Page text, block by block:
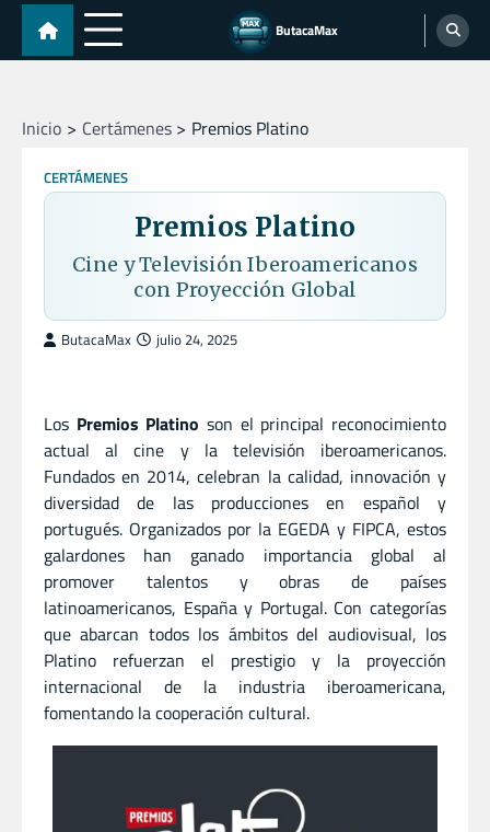
Skip
content
ButacaMax
Inicio Certámenes Premios Platino
CERTÁMENES
Premios Platino
Cine y Televisión Iberoamericanos
con Proyección Global
ButacaMax julio 24, 2025
Los Premios Platino son el principal reconocimiento
actual al cine y la televisión iberoamericanos.
Fundados en 2014, celebran la calidad, innovación y
diversidad de las producciones en español y
portugués. Organizados por la EGEDA y FIPCA, estos
galardones han ganado importancia global al
promover talentos y obras de países
latinoamericanos, España y Portugal. Con categorías
que abarcan todos los ámbitos del audiovisual, los
Platino refuerzan el prestigio y la proyección
internacional de la industria iberoamericana,
fomentando la cooperación cultural.